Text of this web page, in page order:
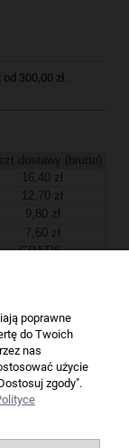
300,00 zł.
dostawy (brutto)
16,40 zł
12,70 zł
9,80 zł
7,60 zł
GRATIS
poprawne
do Twoich
nas
użycie
zgody".